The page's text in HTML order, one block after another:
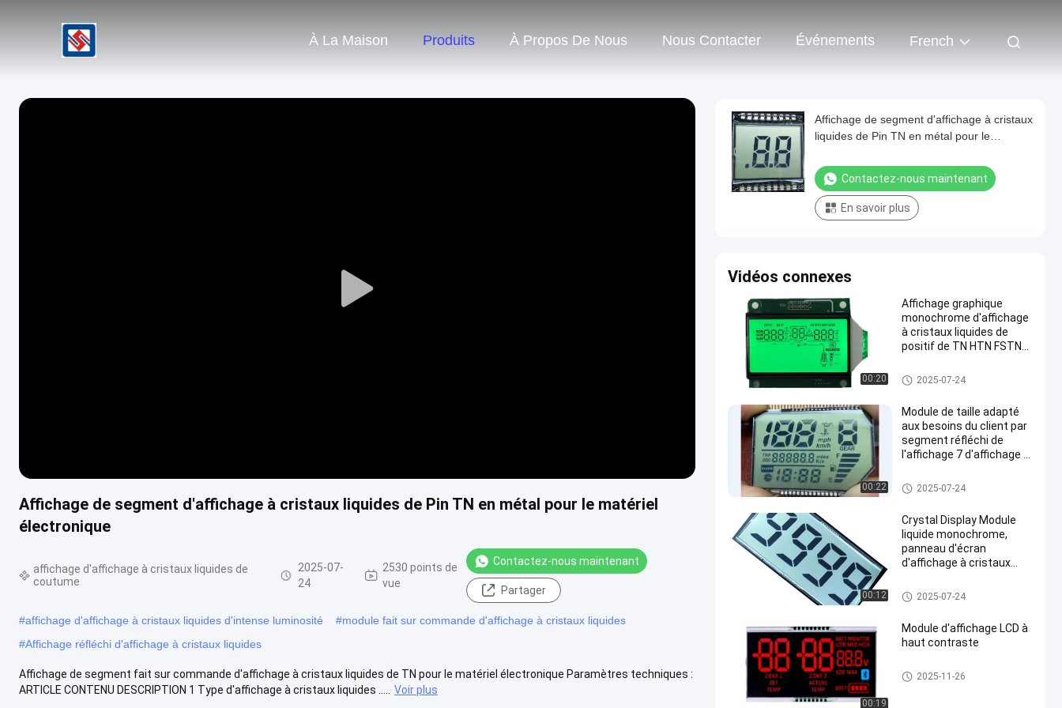
À La Maison Produits À Propos De Nous Nous Contacter Événements French
Play
Affichage de segment d'affichage à cristaux liquides de Pin TN en métal pour le matériel
électronique
affichage d'affichage à cristaux liquides de
coutume
2025-07-
24
2530 points de
vue
Contactez-nous maintenant
Partager
#affichage d'affichage à cristaux liquides d'intense luminosité #module fait sur commande d'affichage à cristaux liquides
#Affichage réfléchi d'affichage à cristaux liquides
Affichage de segment fait sur commande d'affichage à cristaux liquides de TN pour le matériel électronique Paramètres techniques :
ARTICLE CONTENU DESCRIPTION 1 Type d'affichage à cristaux liquides .....
Voir plus
Affichage de segment d'affichage à cristaux
liquides de Pin TN en métal pour le
Contactez-nous maintenant
En savoir plus
Vidéos connexes
00:20
Affichage graphique
monochrome d'affichage
à cristaux liquides de
positif de TN HTN FSTN
d'humidité
affichage d'affichage à cristau
x liquides de coutume
2025-07-24
00:22
Module de taille adapté
aux besoins du client par
segment réfléchi de
l'affichage 7 d'affichage à
TN en métal
affichage d'affichage à cristau
x liquides de coutume
2025-07-24
00:12
Crystal Display Module
liquide monochrome,
panneau d'écran
d'affichage à cristaux
affichage d'affichage à cristau
x liquides de coutume
2025-07-24
00:19
Module d'affichage LCD à
haut contraste
affichage d'affichage à cristau
x liquides de coutume
2025-11-26